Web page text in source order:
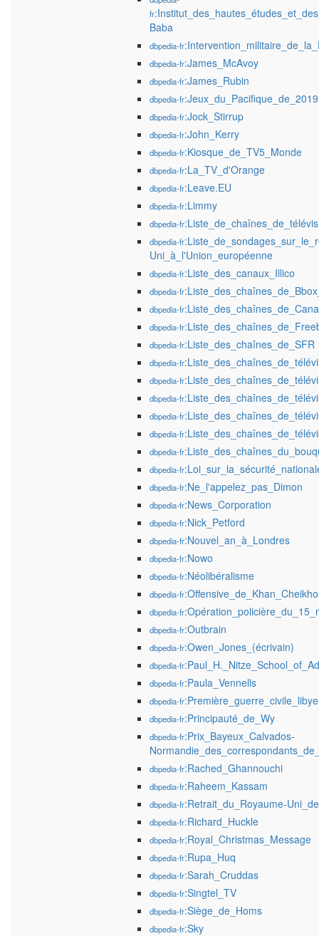
fr
Baba
dbpedia-fr
dbpedia-fr:James_McAvoy
dbpedia-fr:James_Rubin
dbpedia-fr:Jeux_du_Pacifique_de_2019
dbpedia-fr:Jock_Stirrup
dbpedia-fr:John_Kerry
dbpedia-fr:Kiosque_de_TV5_Monde
dbpedia-fr:La_TV_d'Orange
dbpedia-fr:Leave.EU
dbpedia-fr:Limmy
dbpedia-fr
dbpedia-fr
Uni_à_l'Union_européenne
dbpedia-fr:Liste_des_canaux_Illico
dbpedia-fr
dbpedia-fr
dbpedia-fr
dbpedia-fr:Liste_des_chaînes_de_SFR
dbpedia-fr
dbpedia-fr
dbpedia-fr
dbpedia-fr
dbpedia-fr
dbpedia-fr
dbpedia-fr
dbpedia-fr:Ne_l'appelez_pas_Dimon
dbpedia-fr:News_Corporation
dbpedia-fr:Nick_Petford
dbpedia-fr:Nouvel_an_à_Londres
dbpedia-fr:Nowo
dbpedia-fr:Néolibéralisme
dbpedia-fr
dbpedia-fr
dbpedia-fr:Outbrain
dbpedia-fr:Owen_Jones_(écrivain)
dbpedia-fr
dbpedia-fr:Paula_Vennells
dbpedia-fr
dbpedia-fr:Principauté_de_Wy
dbpedia-fr:Prix_Bayeux_Calvados-
dbpedia-fr:Rached_Ghannouchi
dbpedia-fr:Raheem_Kassam
dbpedia-fr:Retrait_du_Royaume-
dbpedia-fr:Richard_Huckle
dbpedia-fr:Royal_Christmas_Message
dbpedia-fr:Rupa_Huq
dbpedia-fr:Sarah_Cruddas
dbpedia-fr:Singtel_TV
dbpedia-fr:Siège_de_Homs
dbpedia-fr:Sky